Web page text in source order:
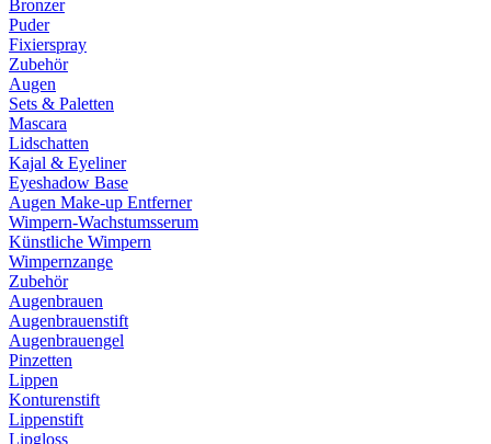
Bronzer
Puder
Fixierspray
Zubehör
Augen
Sets & Paletten
Mascara
Lidschatten
Kajal & Eyeliner
Eyeshadow Base
Augen Make-up Entferner
Wimpern-Wachstumsserum
Künstliche Wimpern
Wimpernzange
Zubehör
Augenbrauen
Augenbrauenstift
Augenbrauengel
Pinzetten
Lippen
Konturenstift
Lippenstift
Lipgloss